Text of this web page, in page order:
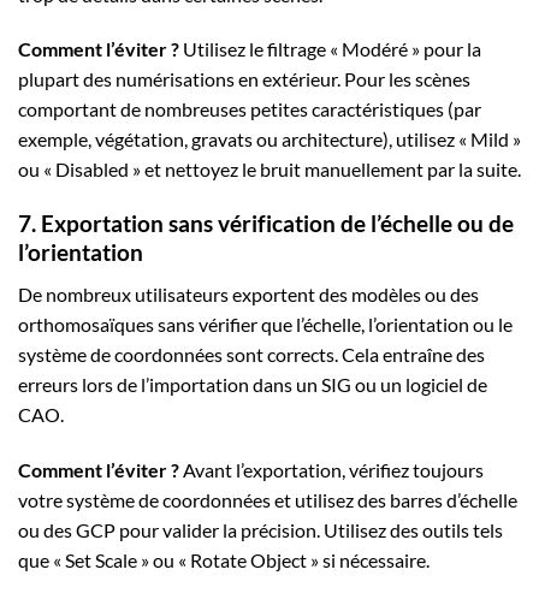
Comment l’éviter ? Utilisez le filtrage « Modéré » pour la
plupart des numérisations en extérieur. Pour les scènes
comportant de nombreuses petites caractéristiques (par
exemple, végétation, gravats ou architecture), utilisez « Mild »
ou « Disabled » et nettoyez le bruit manuellement par la suite.
7. Exportation sans vérification de l’échelle ou de
l’orientation
De nombreux utilisateurs exportent des modèles ou des
orthomosaïques sans vérifier que l’échelle, l’orientation ou le
système de coordonnées sont corrects. Cela entraîne des
erreurs lors de l’importation dans un SIG ou un logiciel de
CAO.
Comment l’éviter ? Avant l’exportation, vérifiez toujours
votre système de coordonnées et utilisez des barres d’échelle
ou des GCP pour valider la précision. Utilisez des outils tels
que « Set Scale » ou « Rotate Object » si nécessaire.